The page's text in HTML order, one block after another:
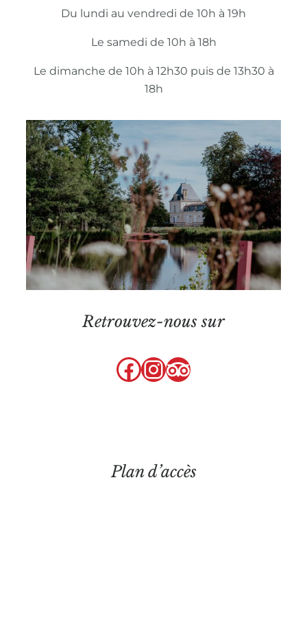
Du lundi au vendredi de 10h à 19h
Le samedi de 10h à 18h
Le dimanche de 10h à 12h30 puis de 13h30 à
18h
Retrouvez-nous sur
Facebook Instagramtripadvisor
Plan d’accès